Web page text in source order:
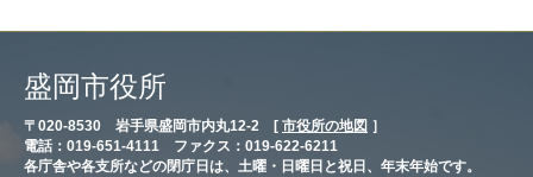
盛岡市役所
〒020-8530 岩手県盛岡市内丸12-2 [ 市役所の地図 ］
電話：019-651-4111 ファクス：019-622-6211
各庁舎や各支所などの閉庁日は、土曜・日曜日と祝日、年末年始です。